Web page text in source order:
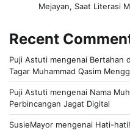
Mejayan, Saat Literasi
Recent
Puji Astuti mengenai Bertahan
Tagar Muhammad Qasim
Puji Astuti mengenai Nama
Perbincangan Jagat Digital
SusieMayor mengenai Hati-